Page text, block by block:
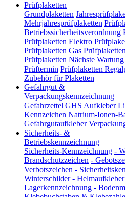
Prüfplaketten
Grundplaketten
Mehrjahresprüfplaketten
Betriebssicherheitsverordnung
Prüfplaketten Elektro
Prüfplaketten Gas
Prüfplaketten Nächste Wartung
Prüftermin Prüfplaketten
Zubehör für Plaketten
Gefahrgut &
Verpackungskennzeichnung
Gefahrzettel GHS Aufkleber
Kennzeichen Natrium-Ionen-
Gefahrgutaufkleber
Sicherheits- &
Betriebskennzeichnung
Sicherheits-Kennzeichnung -
Brandschutzzeichen -
Verbotszeichen -
Winterschilder - Helmaufkleber
Lagerkennzeichnung -